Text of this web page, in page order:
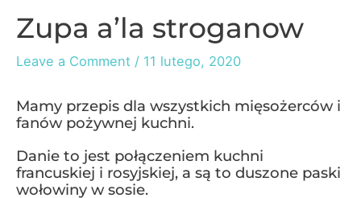
Zupa a’la stroganow
Leave a Comment / 11 lutego, 2020
Mamy przepis dla wszystkich mięsożerców i
fanów pożywnej kuchni.
Danie to jest połączeniem kuchni
francuskiej i rosyjskiej, a są to duszone paski
wołowiny w sosie.